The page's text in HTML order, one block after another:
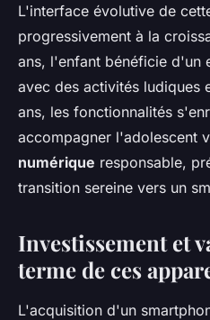
L'interface évolutive de
progressivement à la
ans, l'enfant bénéficie d'un
avec des activités ludiques
ans, les fonctionnalités
accompagner l'adolescent
numérique responsable,
transition sereine vers un
Investissement et
terme de ces
L'acquisition d'un